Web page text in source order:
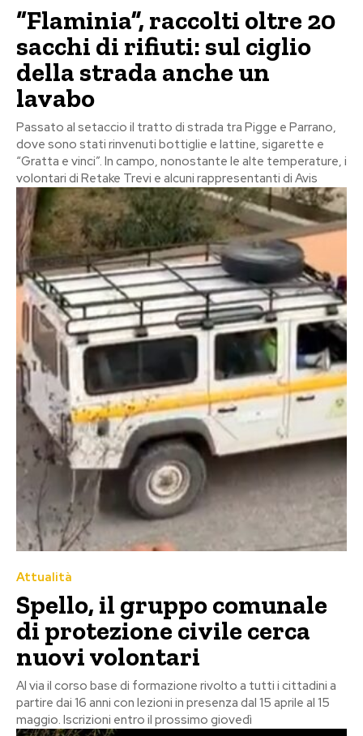
“Flaminia”, raccolti oltre 20
sacchi di rifiuti: sul ciglio
della strada anche un
lavabo
Passato al setaccio il tratto di strada tra Pigge e Parrano,
dove sono stati rinvenuti bottiglie e lattine, sigarette e
“Gratta e vinci”. In campo, nonostante le alte temperature, i
volontari di Retake Trevi e alcuni rappresentanti di Avis
Attualità
Spello, il gruppo comunale
di protezione civile cerca
nuovi volontari
Al via il corso base di formazione rivolto a tutti i cittadini a
partire dai 16 anni con lezioni in presenza dal 15 aprile al 15
maggio. Iscrizioni entro il prossimo giovedì